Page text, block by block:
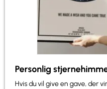
Personlig
Hvis du vil give en gave, der